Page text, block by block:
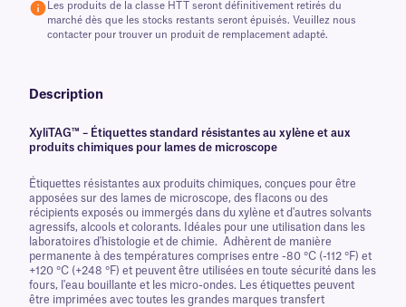
Les produits de la classe HTT seront définitivement retirés du
marché dès que les stocks restants seront épuisés. Veuillez nous
contacter pour trouver un produit de remplacement adapté.
Description
XyliTAG™ – Étiquettes standard résistantes au xylène et aux
produits chimiques pour lames de microscope
Étiquettes résistantes aux produits chimiques, conçues pour être
apposées sur des lames de microscope, des flacons ou des
récipients exposés ou immergés dans du xylène et d'autres solvants
agressifs, alcools et colorants. Idéales pour une utilisation dans les
laboratoires d'histologie et de chimie. Adhèrent de manière
permanente à des températures comprises entre -80 °C (-112 °F) et
+120 °C (+248 °F) et peuvent être utilisées en toute sécurité dans les
fours, l'eau bouillante et les micro-ondes. Les étiquettes peuvent
être imprimées avec toutes les grandes marques transfert